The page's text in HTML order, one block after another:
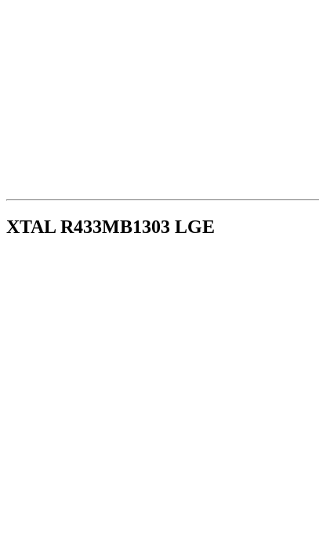
XTAL R433MB1303 LGE